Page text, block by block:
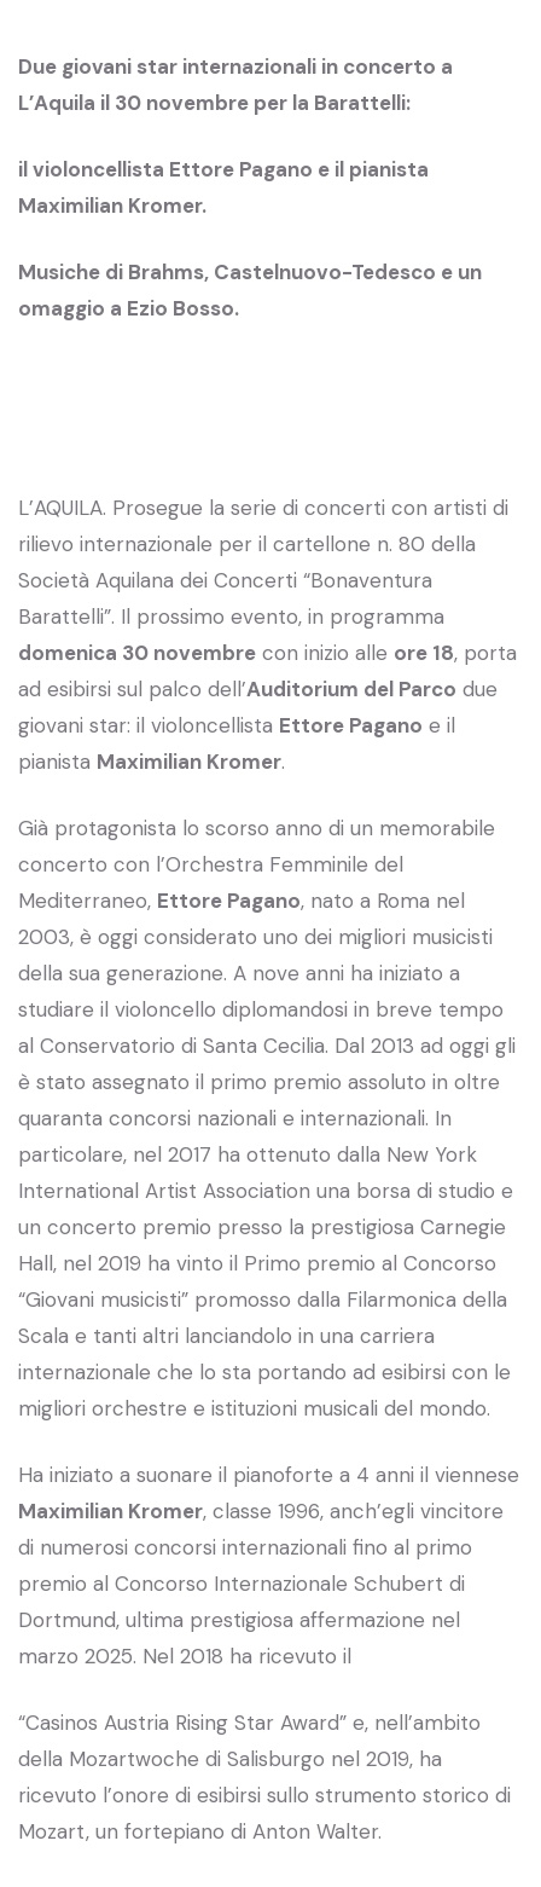
Due giovani star internazionali in concerto a
L’Aquila il 30 novembre per la Barattelli:
il violoncellista Ettore Pagano e il pianista
Maximilian Kromer.
Musiche di Brahms, Castelnuovo-Tedesco e un
omaggio a Ezio Bosso.
L’AQUILA. Prosegue la serie di concerti con artisti di
rilievo internazionale per il cartellone n. 80 della
Società Aquilana dei Concerti “Bonaventura
Barattelli”. Il prossimo evento, in programma
domenica 30 novembre con inizio alle ore 18, porta
ad esibirsi sul palco dell’Auditorium del Parco due
giovani star: il violoncellista Ettore Pagano e il
pianista Maximilian Kromer.
Già protagonista lo scorso anno di un memorabile
concerto con l’Orchestra Femminile del
Mediterraneo, Ettore Pagano, nato a Roma nel
2003, è oggi considerato uno dei migliori musicisti
della sua generazione. A nove anni ha iniziato a
studiare il violoncello diplomandosi in breve tempo
al Conservatorio di Santa Cecilia. Dal 2013 ad oggi gli
è stato assegnato il primo premio assoluto in oltre
quaranta concorsi nazionali e internazionali. In
particolare, nel 2017 ha ottenuto dalla New York
International Artist Association una borsa di studio e
un concerto premio presso la prestigiosa Carnegie
Hall, nel 2019 ha vinto il Primo premio al Concorso
“Giovani musicisti” promosso dalla Filarmonica della
Scala e tanti altri lanciandolo in una carriera
internazionale che lo sta portando ad esibirsi con le
migliori orchestre e istituzioni musicali del mondo.
Ha iniziato a suonare il pianoforte a 4 anni il viennese
Maximilian Kromer, classe 1996, anch’egli vincitore
di numerosi concorsi internazionali fino al primo
premio al Concorso Internazionale Schubert di
Dortmund, ultima prestigiosa affermazione nel
marzo 2025. Nel 2018 ha ricevuto il
“Casinos Austria Rising Star Award” e, nell’ambito
della Mozartwoche di Salisburgo nel 2019, ha
ricevuto l’onore di esibirsi sullo strumento storico di
Mozart, un fortepiano di Anton Walter.